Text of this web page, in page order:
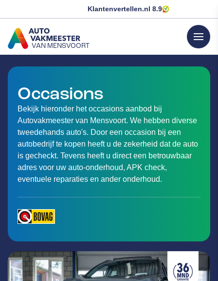
Klantenvertellen.nl 8.9
VAN MENSVOORT
GA NAAR DE HOMEPAGINA
menu
Occasions
Bekijk hieronder het occasions aanbod bij
Autovakmeester van Mensvoort. We hebben diverse
tweedehands auto's. Door een occasion bij een
autobedrijf te kopen heeft u de zekerheid dat de auto
is gecheckt. Tevens heeft u direct een betrouwbaar
adres voor uw auto-onderhoud, APK check,
eventuele reparaties en ander onderhoud.